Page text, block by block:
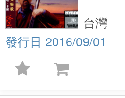
2016/09/01
台灣